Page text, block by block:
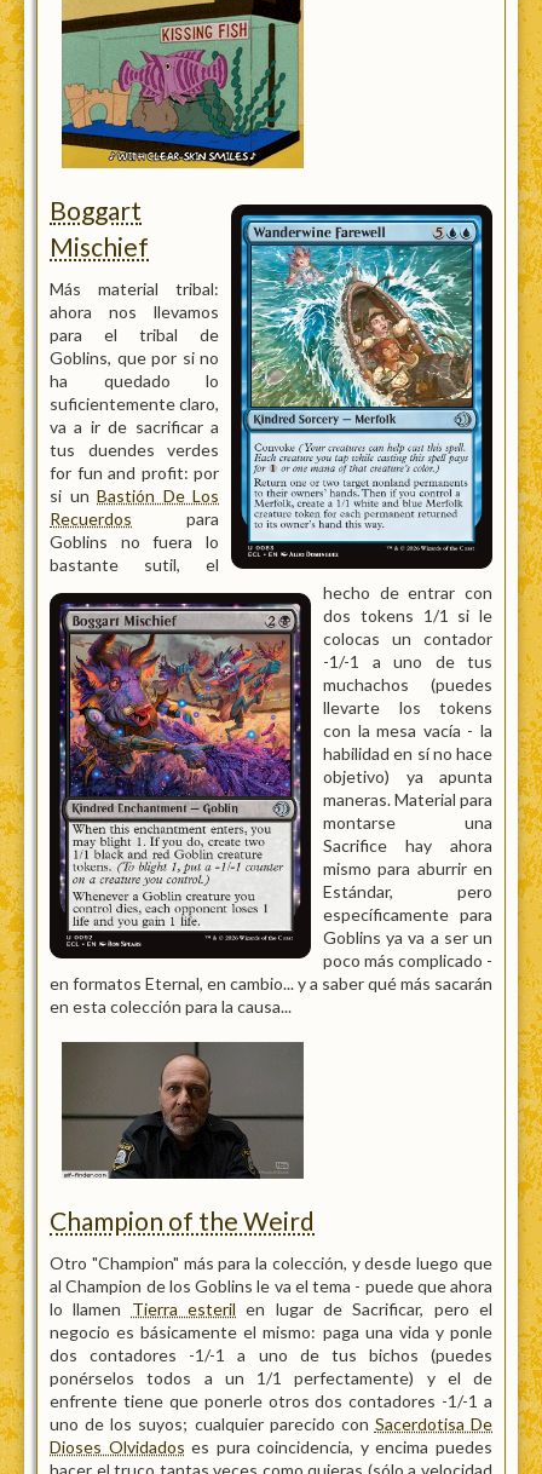
Boggart
Mischief
Más material tribal:
ahora nos llevamos
para el tribal de
Goblins, que por si no
ha quedado lo
suficientemente claro,
va a ir de sacrificar a
tus duendes verdes
for fun and profit: por
si un Bastión De Los
Recuerdos para
Goblins no fuera lo
bastante sutil, el
hecho de entrar con
dos tokens 1/1 si le
colocas un contador
-1/-1 a uno de tus
muchachos (puedes
llevarte los tokens
con la mesa vacía - la
habilidad en sí no hace
objetivo) ya apunta
maneras. Material para
montarse una
Sacrifice hay ahora
mismo para aburrir en
Estándar, pero
específicamente para
Goblins ya va a ser un
poco más complicado -
en formatos Eternal, en cambio... y a saber qué más sacarán
en esta colección para la causa...
Champion of the Weird
Otro "Champion" más para la colección, y desde luego que
al Champion de los Goblins le va el tema - puede que ahora
lo llamen Tierra esteril en lugar de Sacrificar, pero el
negocio es básicamente el mismo: paga una vida y ponle
dos contadores -1/-1 a uno de tus bichos (puedes
ponérselos todos a un 1/1 perfectamente) y el de
enfrente tiene que ponerle otros dos contadores -1/-1 a
uno de los suyos; cualquier parecido con Sacerdotisa De
Dioses Olvidados es pura coincidencia, y encima puedes
hacer el truco tantas veces como quieras (sólo a velocidad